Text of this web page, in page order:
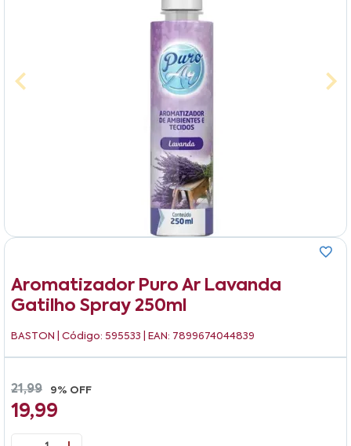
Aromatizador Puro Ar Lavanda
Gatilho Spray 250ml
BASTON | Código: 595533 | EAN: 7899674044839
21,99 9% OFF
19,99